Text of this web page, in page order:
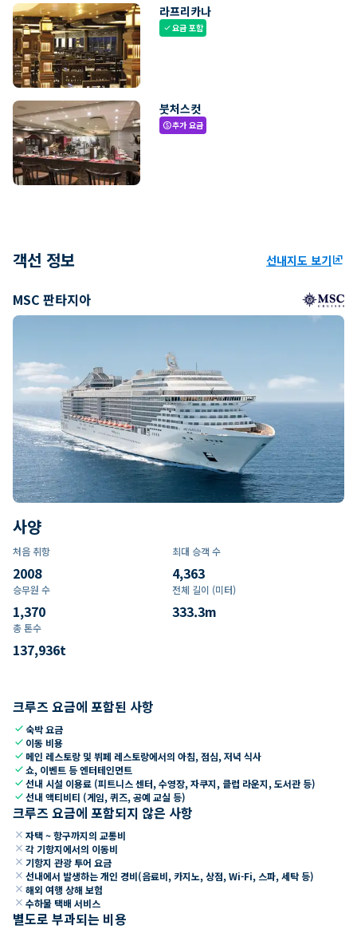
라프리카나
check요금 포함
붓처스컷
paid추가 요금
객선 정보 선내지도 보기ungroup
MSC 판타지아
사양
처음 취항
2008
최대 승객 수
4,363
승무원 수
1,370
전체 길이 (미터)
333.3m
총 톤수
137,936t
크루즈 요금에 포함된 사항
check숙박 요금
check 이동 비용
check 메인 레스토랑 및 뷔페 레스토랑에서의 아침, 점심, 저녁 식사
check쇼, 이벤트 등 엔터테인먼트
check선내 시설 이용료 (피트니스 센터, 수영장, 자쿠지, 클럽 라운지, 도서관 등)
check선내 액티비티 (게임, 퀴즈, 공예 교실 등)
크루즈 요금에 포함되지 않은 사항
close 자택 ~ 항구까지의 교통비
close 각 기항지에서의 이동비
close 기항지 관광 투어 요금
close 선내에서 발생하는 개인 경비(음료비, 카지노, 상점, Wi-Fi, 스파, 세탁 등)
close 해외 여행 상해 보험
close 수하물 택배 서비스
별도로 부과되는 비용